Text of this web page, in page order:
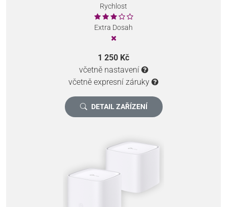
Rychlost
Extra Dosah
1 250 Kč
včetně nastavení
včetně expresní záruky
DETAIL ZAŘÍZENÍ